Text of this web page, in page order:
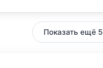
Показать ещё 5